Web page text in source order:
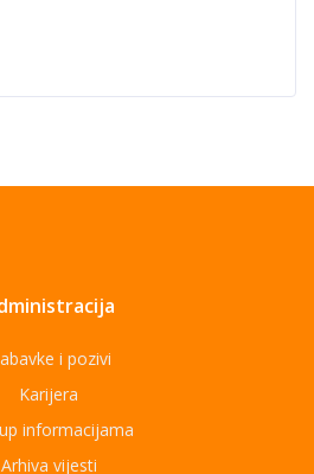
i pozivi
Karijera
informacijama
Arhiva vijesti